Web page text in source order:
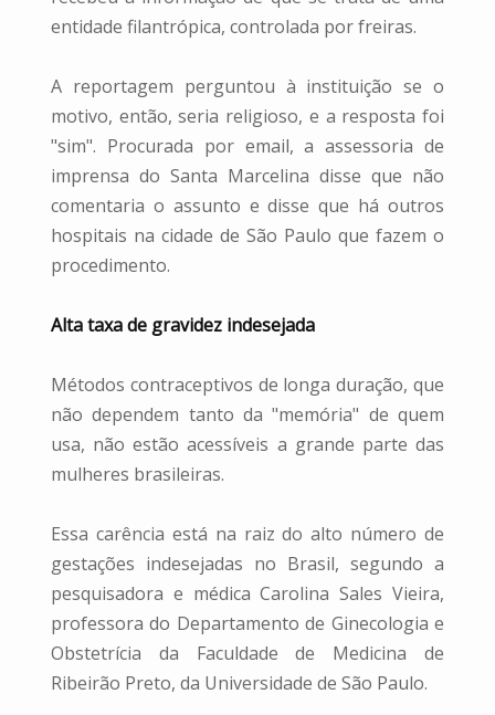
entidade filantrópica, controlada por freiras.
A reportagem perguntou à instituição se o
motivo, então, seria religioso, e a resposta foi
"sim". Procurada por email, a assessoria de
imprensa do Santa Marcelina disse que não
comentaria o assunto e disse que há outros
hospitais na cidade de São Paulo que fazem o
procedimento.
Alta taxa de gravidez indesejada
Métodos contraceptivos de longa duração, que
não dependem tanto da "memória" de quem
usa, não estão acessíveis a grande parte das
mulheres brasileiras.
Essa carência está na raiz do alto número de
gestações indesejadas no Brasil, segundo a
pesquisadora e médica Carolina Sales Vieira,
professora do Departamento de Ginecologia e
Obstetrícia da Faculdade de Medicina de
Ribeirão Preto, da Universidade de São Paulo.